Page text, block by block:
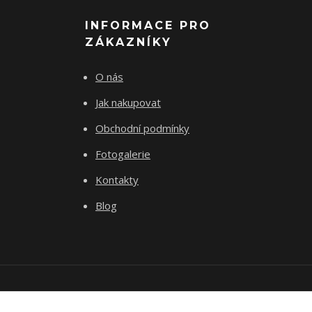
INFORMACE PRO
ZÁKAZNÍKY
O nás
Jak nakupovat
Obchodní podmínky
Fotogalerie
Kontakty
Blog